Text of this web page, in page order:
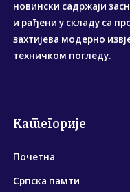
новински садржаји
и рађени у складу са
захтијева модерно
техничком погледу.
Категорије
Почетна
Српска памти